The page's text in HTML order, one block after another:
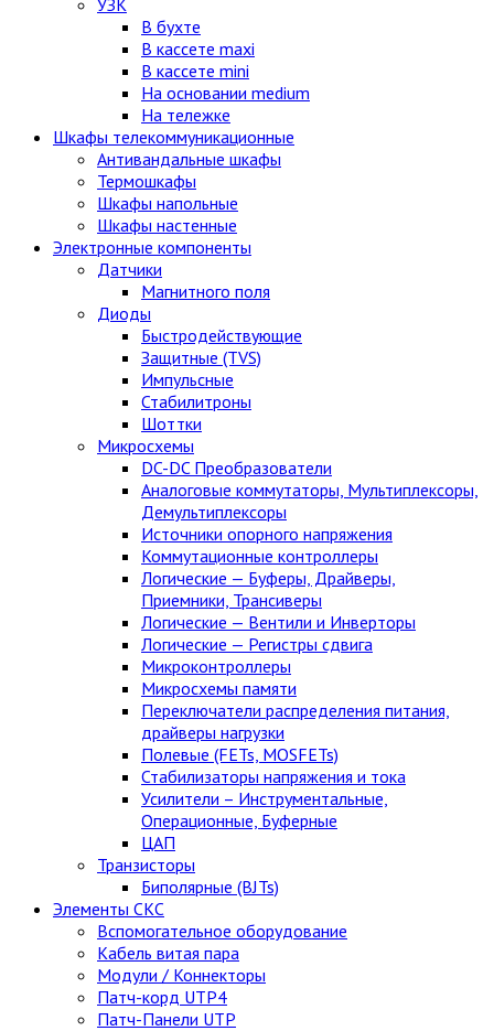
УЗК
В бухте
В кассете maxi
В кассете mini
На основании medium
На тележке
Шкафы телекоммуникационные
Антивандальные шкафы
Термошкафы
Шкафы напольные
Шкафы настенные
Электронные компоненты
Датчики
Магнитного поля
Диоды
Быстродействующие
Защитные (TVS)
Импульсные
Стабилитроны
Шоттки
Микросхемы
DC-DC Преобразователи
Аналоговые коммутаторы, Мультиплексоры,
Демультиплексоры
Источники опорного напряжения
Коммутационные контроллеры
Логические — Буферы, Драйверы,
Приемники, Трансиверы
Логические — Вентили и Инверторы
Логические — Регистры сдвига
Микроконтроллеры
Микросхемы памяти
Переключатели распределения питания,
драйверы нагрузки
Полевые (FETs, MOSFETs)
Стабилизаторы напряжения и тока
Усилители – Инструментальные,
Операционные, Буферные
ЦАП
Транзисторы
Биполярные (BJTs)
Элементы СКС
Вспомогательное оборудование
Кабель витая пара
Модули / Коннекторы
Патч-корд UTP4
Патч-Панели UTP